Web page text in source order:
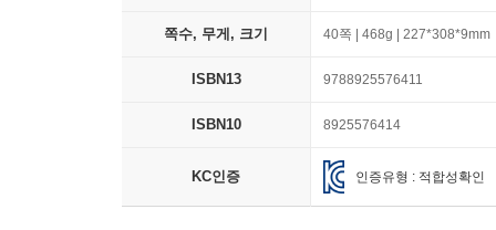
쪽수, 무게, 크기 40쪽 | 468g | 227*308*9mm
ISBN13 9788925576411
ISBN10 8925576414
KC인증 인증유형 : 적합성확인